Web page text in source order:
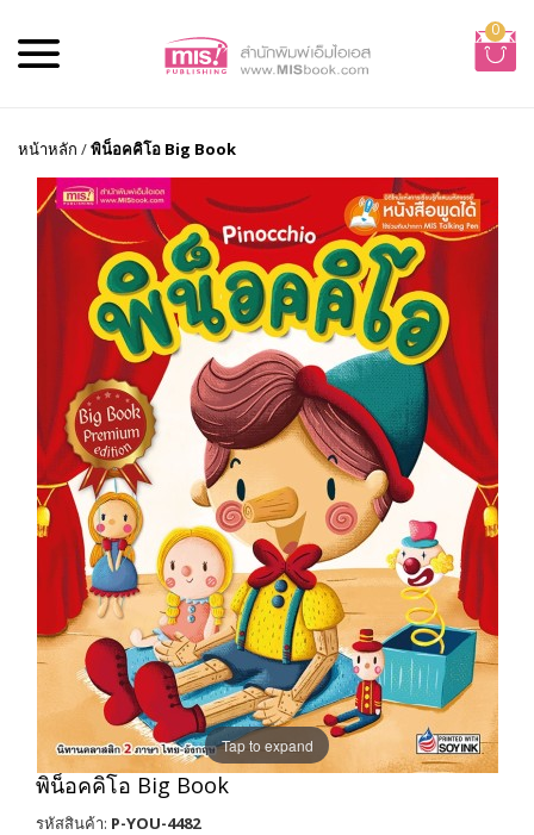
0
หน้าหลัก /พิน็อคคิโอ Big Book
Tap to expand
พิน็อคคิโอ Big Book
รหัสสินค้า: P-YOU-4482